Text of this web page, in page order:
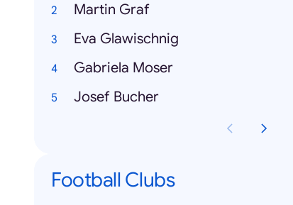
Martin Graf
Eva Glawischnig
Gabriela Moser
Josef Bucher
Football Clubs